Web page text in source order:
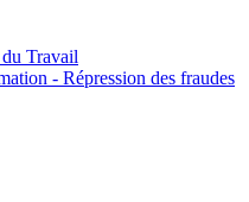
Travail
- Répression des fraudes